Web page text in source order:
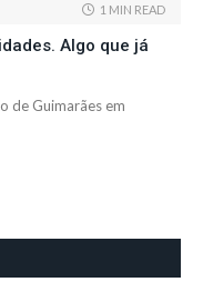
1 MIN READ
Algo que já
de Guimarães em